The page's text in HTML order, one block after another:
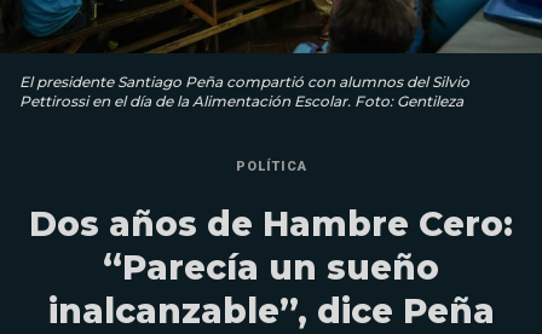
El presidente Santiago Peña compartió con alumnos del Silvio
Pettirossi en el día de la Alimentación Escolar. Foto: Gentileza
POLÍTICA
Dos años de Hambre Cero:
“Parecía un sueño
inalcanzable”, dice Peña